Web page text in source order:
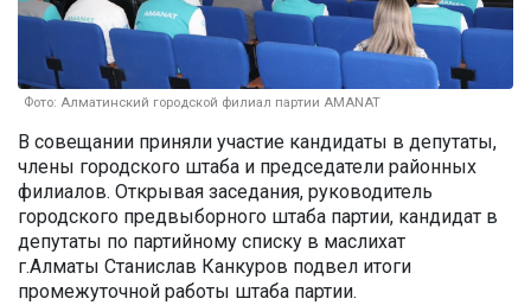
Фото: Алматинский городской филиал партии AMANAT
В совещании приняли участие кандидаты в депутаты,
члены городского штаба и председатели районных
филиалов. Открывая заседания, руководитель
городского предвыборного штаба партии, кандидат в
депутаты по партийному списку в маслихат
г.Алматы Станислав Канкуров подвел итоги
промежуточной работы штаба партии.